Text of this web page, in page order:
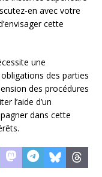
en avec votre
cette
une
des parties
des procédures
l’aide d’un
dans cette